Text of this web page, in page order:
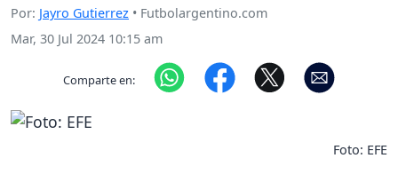
Por: Jayro Gutierrez • Futbolargentino.com
Mar, 30 Jul 2024 10:15 am
Comparte en:
Foto: EFE